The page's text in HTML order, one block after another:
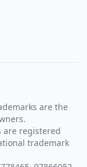
are the
are registered
trademark